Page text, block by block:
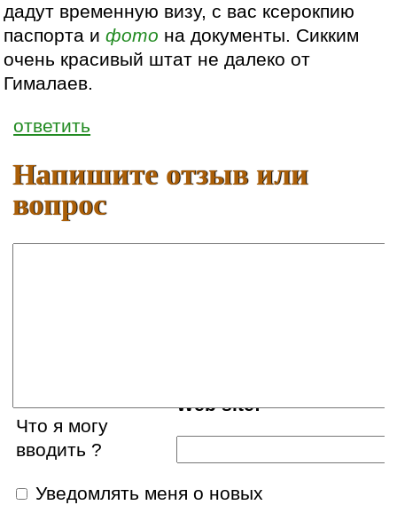
дадут временную визу, с вас ксерокпию
паспорта ифото на документы. Сикким
очень красивый штат не далеко от
Гималаев.
ответить
Напишите отзыв или
вопрос
Web site:
Что я могу
вводить ?
Уведомлять меня о новых